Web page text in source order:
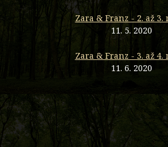
Zara & Franz - 2. až 3.
11. 5. 2020
Zara & Franz - 3. až 4.
11. 6. 2020